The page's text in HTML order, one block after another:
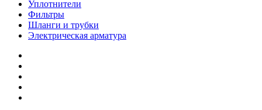
Уплотнители
Фильтры
Шланги и трубки
Электрическая арматура